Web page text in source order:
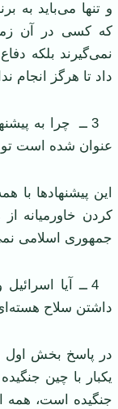
و تنها می‌بايد به
که کسی در آن
نمی‌گيرند بلکه
داد تا هرگز انجام
3 ــ چرا به
عنوان شده است
اين پيشنهادها
کردن خاورميانه
جمهوری اسلامی
4 ــ آيا
داشتن سلاح
در پاسخ بخش اول
يکبار با چين